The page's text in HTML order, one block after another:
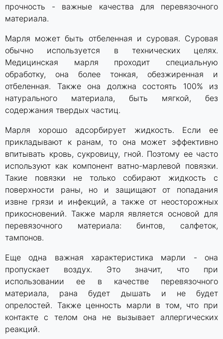
прочность - важные качества для перевязочного
материала.
Марля может быть отбеленная и суровая. Суровая
обычно используется в технических целях.
Медицинская марля проходит специальную
обработку, она более тонкая, обезжиренная и
отбеленная. Также она должна состоять 100% из
натурального материала, быть мягкой, без
содержания твердых частиц.
Марля хорошо адсорбирует жидкость. Если ее
прикладывают к ранам, то она может эффективно
впитывать кровь, сукровицу, гной. Поэтому ее часто
используют как компонент ватно-марлевой повязки.
Такие повязки не только собирают жидкость с
поверхности раны, но и защищают от попадания
извне грязи и инфекций, а также от неосторожных
прикосновений. Также марля является основой для
перевязочного материала: бинтов, салфеток,
тампонов.
Еще одна важная характеристика марли - она
пропускает воздух. Это значит, что при
использовании ее в качестве перевязочного
материала, рана будет дышать и не будет
опрелостей. Также ценность марли в том, что при
контакте с телом она не вызывает аллергических
реакций.